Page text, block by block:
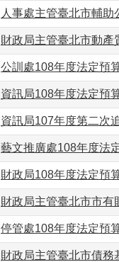
人事處主管臺北市輔
財政局主管臺北市動
公訓處108年度法定預
資訊局108年度法定預
資訊局107年度第二次
藝文推廣處108年度法
財政局108年度法定預
財政局主管臺北市市
停管處108年度法定預
財政局主管臺北市債